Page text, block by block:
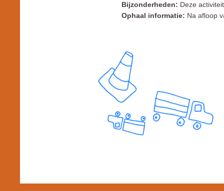
Bijzonderheden: Deze
Ophaal informatie: Na afloop